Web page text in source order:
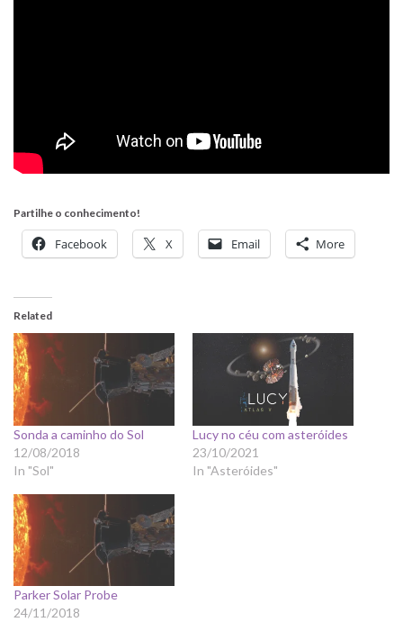
Partilhe o conhecimento!
Facebook X Email More
Related
Sonda a caminho do Sol
12/08/2018
In "Sol"
Lucy no céu com asteróides
23/10/2021
In "Asteróides"
Parker Solar Probe
24/11/2018